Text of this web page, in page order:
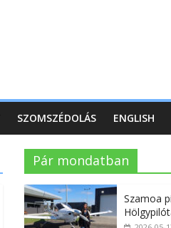
SZOMSZÉDOLÁS ENGLISH
Pár mondatban
Szamoa